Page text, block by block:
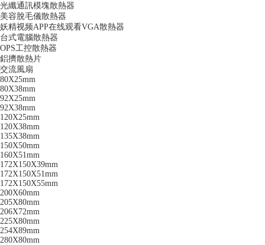
光纖通訊模塊散熱器
美容脫毛儀散熱器
妖精视频APP在线观看VGA散熱器
台式電腦散熱器
OPS工控散熱器
鋁擠散熱片
交流風扇
80X25mm
80X38mm
92X25mm
92X38mm
120X25mm
120X38mm
135X38mm
150X50mm
160X51mm
172X150X39mm
172X150X51mm
172X150X55mm
200X60mm
205X80mm
206X72mm
225X80mm
254X89mm
280X80mm